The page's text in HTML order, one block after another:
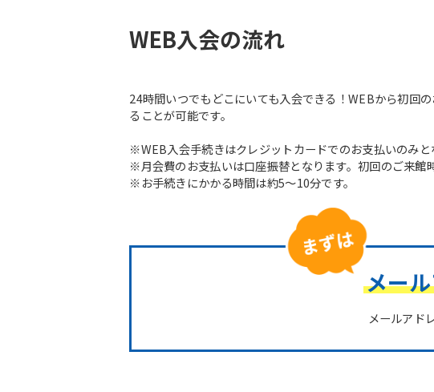
WEB入会の流れ
24時間いつでもどこにいても入会できる！WEBから初回
ることが可能です。
※WEB入会手続きはクレジットカードでのお支払いのみと
※月会費のお支払いは口座振替となります。初回のご来館
※お手続きにかかる時間は約5～10分です。
メー
メールアド